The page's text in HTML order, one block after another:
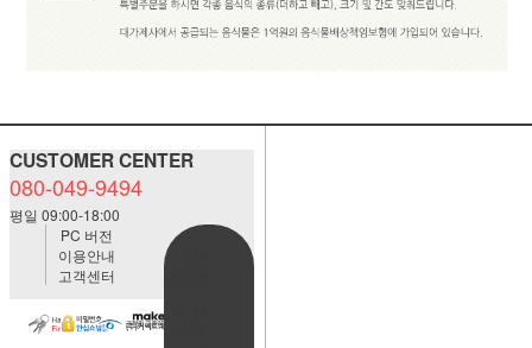
CUSTOMER CENTER
080-049-9494
평일 09:00-18:00
PC 버전
이용안내
고객센터